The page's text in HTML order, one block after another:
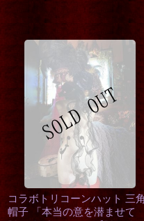
コラボトリコーンハット 三角
帽子 「本当の意を潜ませて